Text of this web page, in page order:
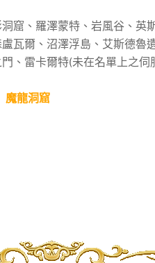
窟、羅澤蒙特、岩風谷、英
瓦爾、沼澤浮島、艾斯德魯
、雷卡爾特(未在名單上之伺
魔龍洞窟